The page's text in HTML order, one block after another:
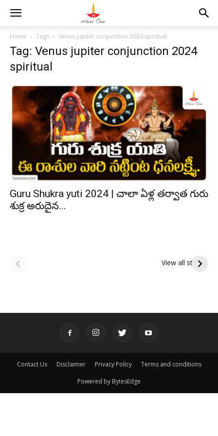
Home Tags Venus jupiter conjunction 2024 spiritual
Tag: Venus jupiter conjunction 2024
spiritual
Guru Shukra yuti 2024 | చాలా ఏళ్ల తర్వాత గురు
శుక్ర అరుదైన...
View all stories
పితృదేవతల ఆశీర్వాదం
ఇంద్రకీలాద్రి గిరి ప్రదక్షిణ
Contact Us Disclaimer Privacy Policy Terms and conditions
Powered by BytesEdge